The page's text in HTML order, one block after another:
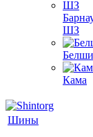
ШЗ
Кама
Шины